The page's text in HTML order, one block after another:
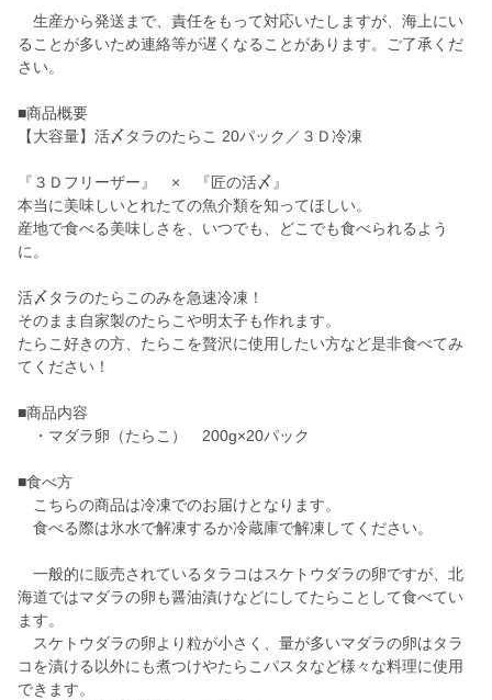
生産から発送まで、責任をもって対応いたしますが、海上にい
ることが多いため連絡等が遅くなることがあります。ご了承くだ
さい。
■商品概要
【大容量】活〆タラのたらこ 20パック／３Ｄ冷凍
『３Ｄフリーザー』 × 『匠の活〆』
本当に美味しいとれたての魚介類を知ってほしい。
産地で食べる美味しさを、いつでも、どこでも食べられるよう
に。
活〆タラのたらこのみを急速冷凍！
そのまま自家製のたらこや明太子も作れます。
たらこ好きの方、たらこを贅沢に使用したい方など是非食べてみ
てください！
■商品内容
・マダラ卵（たらこ） 200g×20パック
■食べ方
こちらの商品は冷凍でのお届けとなります。
食べる際は氷水で解凍するか冷蔵庫で解凍してください。
一般的に販売されているタラコはスケトウダラの卵ですが、北
海道ではマダラの卵も醤油漬けなどにしてたらことして食べてい
ます。
スケトウダラの卵より粒が小さく、量が多いマダラの卵はタラ
コを漬ける以外にも煮つけやたらこパスタなど様々な料理に使用
できます。